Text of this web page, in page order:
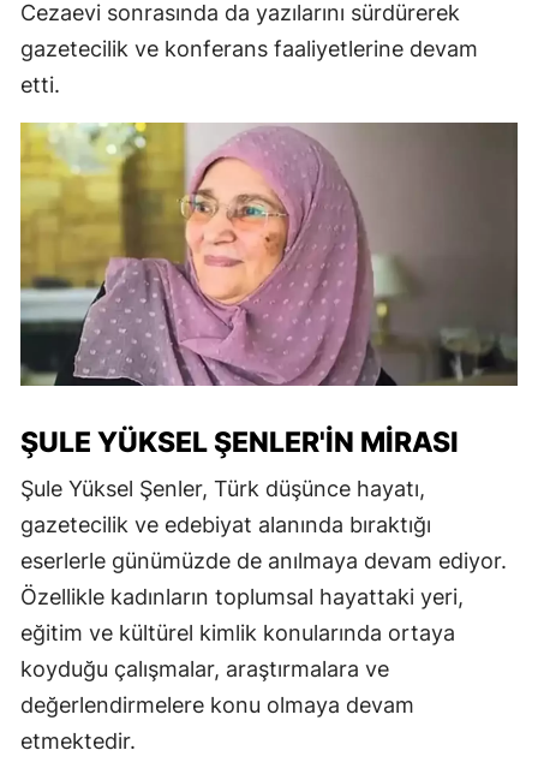
Cezaevi sonrasında da yazılarını sürdürerek
gazetecilik ve konferans faaliyetlerine devam
etti.
ŞULE YÜKSEL ŞENLER'IN MIRASI
Şule Yüksel Şenler, Türk düşünce hayatı,
gazetecilik ve edebiyat alanında bıraktığı
eserlerle günümüzde de anılmaya devam ediyor.
Özellikle kadınların toplumsal hayattaki yeri,
eğitim ve kültürel kimlik konularında ortaya
koyduğu çalışmalar, araştırmalara ve
değerlendirmelere konu olmaya devam
etmektedir.